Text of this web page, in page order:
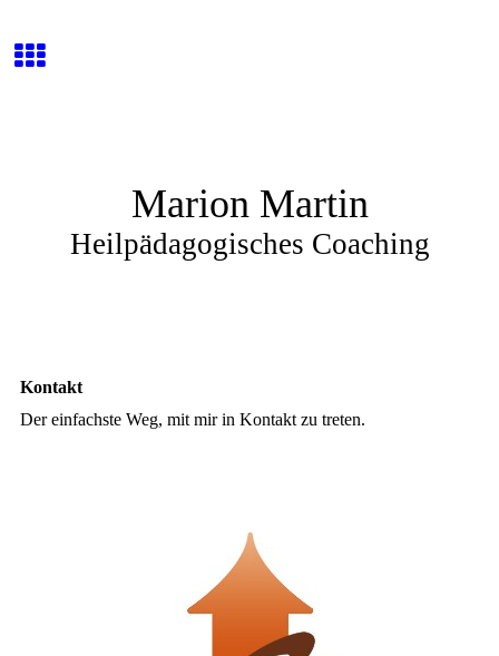
Marion Martin
Heilpädagogisches Coaching
Kontakt
Der einfachste Weg, mit mir in Kontakt zu treten.